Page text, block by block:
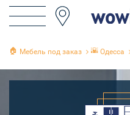
🏠 Мебель под заказ 🌇 Одесса